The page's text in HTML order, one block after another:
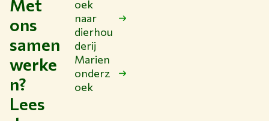
Met
ons
samen
werke
n?
oek
naar
dierhou
derij
Marien
onderz
oek
Lees